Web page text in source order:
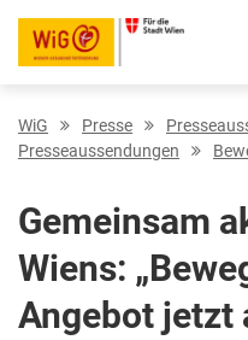
WiG Presse
Presseaussendungen
Gemeinsam
Wiens:
Angebot jetzt